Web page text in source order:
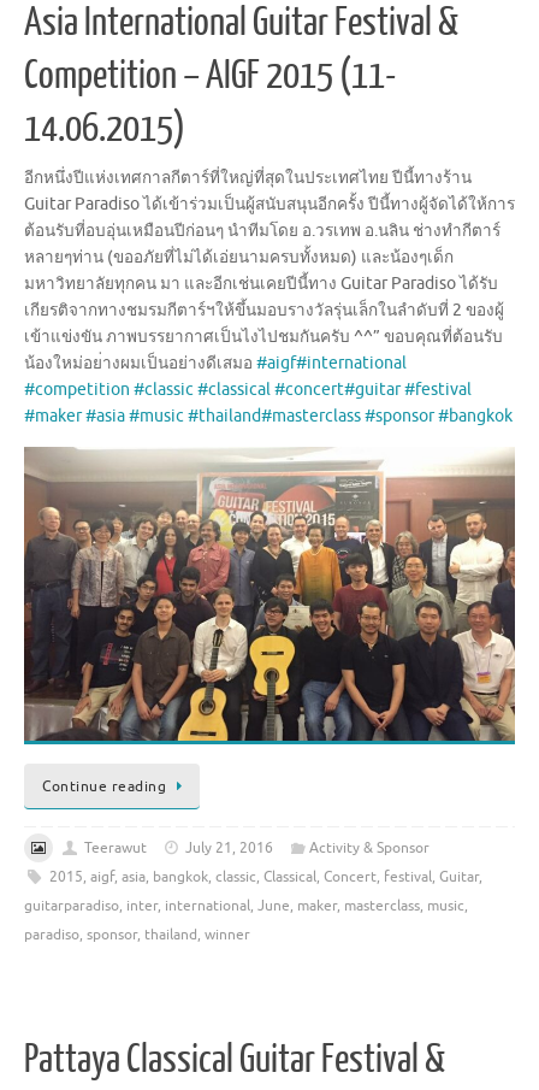
Asia International Guitar Festival &
Competition – AIGF 2015 (11-
14.06.2015)
อีกหนึ่งปีแห่งเทศกาลกีตาร์ที่ใหญ่ที่สุดในประเทศไทย ปีนี้ทางร้าน
Guitar Paradiso ได้เข้าร่วมเป็นผู้สนับสนุนอีกครั้ง ปีนี้ทางผู้จัดได้ให้การ
ต้อนรับที่อบอุ่นเหมือนปีก่อนๆนำทีมโดย อ.วรเทพ อ.นลิน ช่างทำกีตาร์
หลายๆท่าน (ขออภัยที่ไม่ได้เอ่ยนามครบทั้งหมด) และน้องๆเด็ก
มหาวิทยาลัยทุกคน มา และอีกเช่นเคยปีนี้ทาง Guitar Paradiso ได้รับ
เกียรติจากทางชมรมกีตาร์ฯให้ขึ้นมอบรางวัลรุ่นเล็กในลำดับที่ 2 ของผู้
เข้าแข่งขัน ภาพบรรยากาศเป็นไงไปชมกันครับ ^^” ขอบคุณที่ต้อนรับ
น้องใหม่อย่างผมเป็นอย่างดีเสมอ #aigf#international
#competition #classic#classical#concert#guitar#festival
#maker#asia#music#thailand#masterclass#sponsor#bangkok
Continue reading
Teerawut July 21, 2016
Activity & Sponsor
2015, aigf, asia, bangkok, classic, Classical, Concert, festival, Guitar,
guitarparadiso, inter, international, June, maker, masterclass, music,
paradiso, sponsor, thailand, winner
Pattaya Classical Guitar Festival &